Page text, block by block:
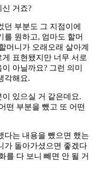
거죠?
부분도 그 지점이에
를 원하고, 엄마도 할머
머니가 오래오래 살아계
표현됐지만 너무 서로
아닐까요? 그런 의미
각해요.
있으실 거 같은데요.
떤 부분을 뺐고 또 어떤
다는 내용을 뺐으면 했는
가 돌아가셨으면 좋겠다
를 다 보니 빼면 안 될 거